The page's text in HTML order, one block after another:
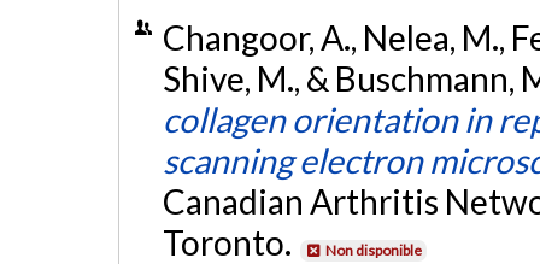
Changoor, A., Nelea, M.,
Shive, M., & Buschmann,
collagen orientation in
scanning electron
Canadian Arthritis
Toronto.
Non disponible